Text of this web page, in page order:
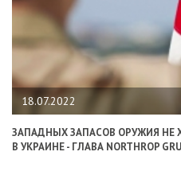
18.07.2022
ЗАПАДНЫХ ЗАПАСОВ ОРУЖИЯ
В УКРАИНЕ - ГЛАВА NORTHROP